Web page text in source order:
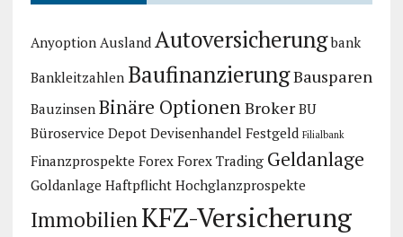
Anyoption Ausland Autoversicherung bank
Bankleitzahlen BaufinanzierungBausparen
Bauzinsen Binäre OptionenBroker BU
Büroservice Depot Devisenhandel Festgeld Filialbank
Finanzprospekte Forex Forex Trading Geldanlage
Goldanlage Haftpflicht Hochglanzprospekte
ImmobilienKFZ-Versicherung